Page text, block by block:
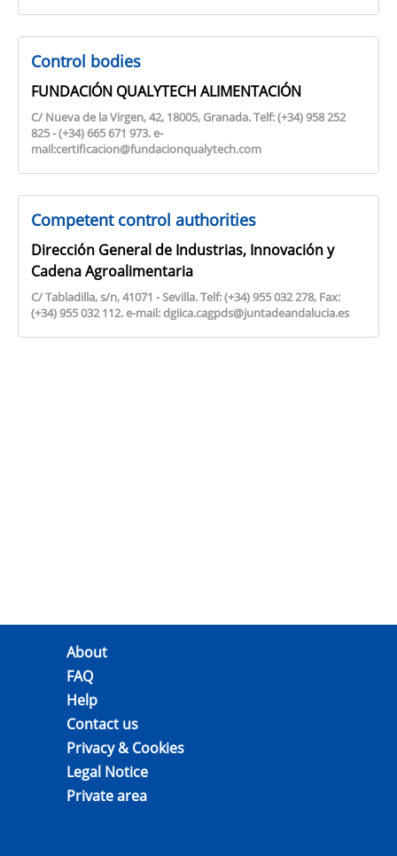
Control bodies
FUNDACIÓN QUALYTECH ALIMENTACIÓN
C/ Nueva de la Virgen, 42, 18005, Granada. Telf: (+34) 958 252
825 - (+34) 665 671 973. e-
mail:certificacion@fundacionqualytech.com
Competent control authorities
Dirección General de Industrias, Innovación y
Cadena Agroalimentaria
C/ Tabladilla, s/n, 41071 - Sevilla. Telf: (+34) 955 032 278, Fax:
(+34) 955 032 112. e-mail: dgiica.cagpds@juntadeandalucia.es
About
FAQ
Help
Contact us
Privacy & Cookies
Legal Notice
Private area